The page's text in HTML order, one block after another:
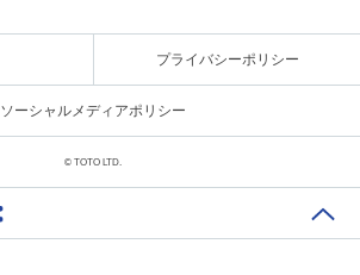
プライバシーポリシー
ソーシャルメディアポリシー
© TOTO LTD.